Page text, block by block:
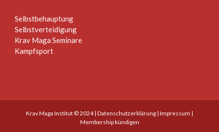
Selbstbehauptung
Selbstverteidigung
Krav Maga Seminare
Kampfsport
Krav Maga Institut © 2024 | Datenschutzerklärung | Impressum |
Membership kündigen